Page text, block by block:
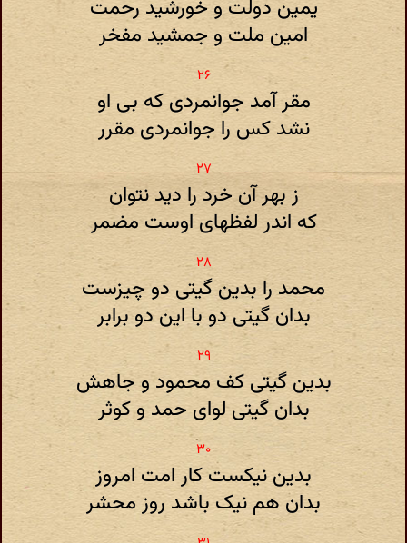
یمین دولت و خورشید رحمت
امین ملت و جمشید مفخر
مقر آمد جوانمردی که بی او
نشد کس را جوانمردی مقرر
ز بهر آن خرد را دید نتوان
که اندر لفظهای اوست مضمر
محمد را بدین گیتی دو چیزست
بدان گیتی دو با این دو برابر
بدین گیتی کف محمود و جاهش
بدان گیتی لوای حمد و کوثر
بدین نیکست کار امت امروز
بدان هم نیک باشد روز محشر